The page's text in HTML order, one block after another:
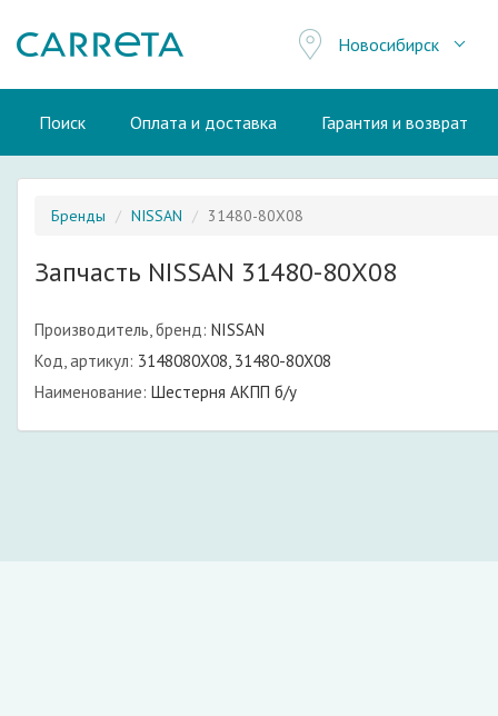
Новосибирск
Поиск Оплата и доставка Гарантия и возврат
Бренды NISSAN 31480-80X08
Запчасть NISSAN 31480-80X08
Производитель, бренд: NISSAN
Код, артикул: 3148080X08, 31480-80X08
Наименование: Шестерня АКПП б/у